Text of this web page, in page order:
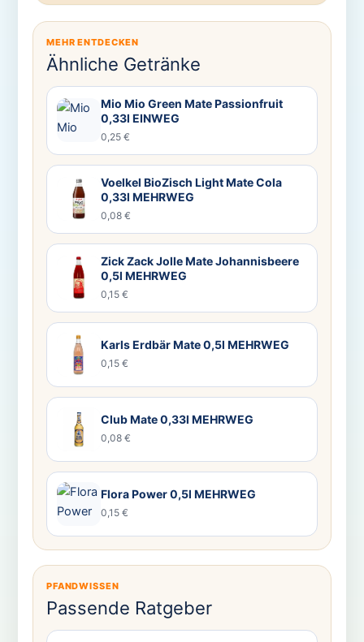
MEHR ENTDECKEN
Ähnliche Getränke
Mio Mio Green Mate Passionfruit
0,33l EINWEG
0,25 €
Voelkel BioZisch Light Mate Cola
0,33l MEHRWEG
0,08 €
Zick Zack Jolle Mate Johannisbeere
0,5l MEHRWEG
0,15 €
Karls Erdbär Mate 0,5l MEHRWEG
0,15 €
Club Mate 0,33l MEHRWEG
0,08 €
Flora Power 0,5l MEHRWEG
0,15 €
PFANDWISSEN
Passende Ratgeber